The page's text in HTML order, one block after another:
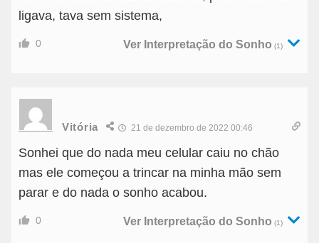
ligava, tava sem sistema,
0 Ver Interpretação do Sonho (1)
Vitória 21 de dezembro de 2022 00:46
Sonhei que do nada meu celular caiu no chão
mas ele começou a trincar na minha mão sem
parar e do nada o sonho acabou.
0 Ver Interpretação do Sonho (1)